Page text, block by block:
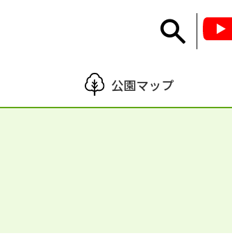
公園マップ